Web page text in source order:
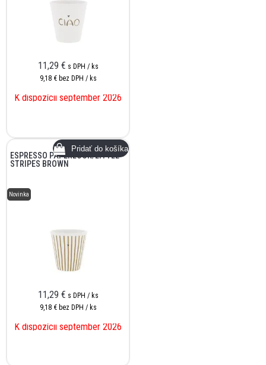
11,29 € s DPH / ks
9,18 € bez DPH / ks
K dispozícii september 2026
ESPRESSO PAPERLOOK/LITTLE
STRIPES BROWN
Novinka
11,29 € s DPH / ks
9,18 € bez DPH / ks
K dispozícii september 2026